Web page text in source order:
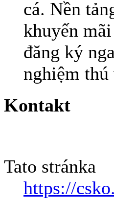
cá. Nền
khuyến
đăng ký
nghiệm
Kontakt
Tato stránka
https://